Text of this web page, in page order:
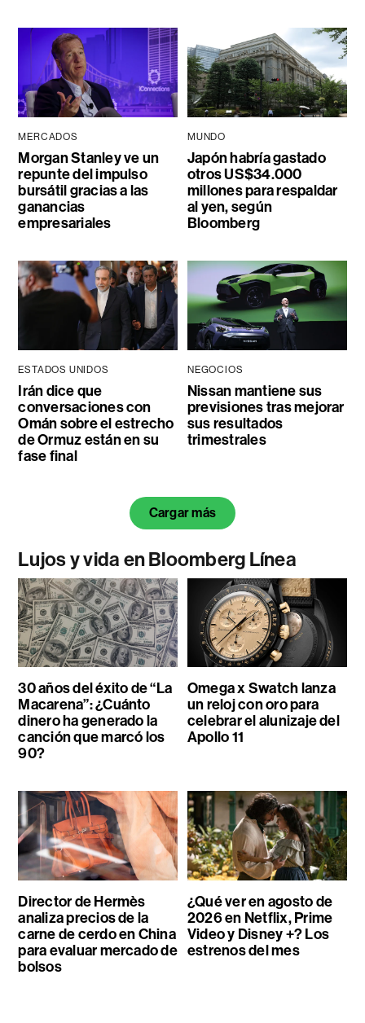
MERCADOS
Morgan Stanley ve un
repunte del impulso
bursátil gracias a las
ganancias
empresariales
MUNDO
Japón habría gastado
otros US$34.000
millones para respaldar
al yen, según
Bloomberg
ESTADOS UNIDOS
Irán dice que
conversaciones con
Omán sobre el estrecho
de Ormuz están en su
fase final
NEGOCIOS
Nissan mantiene sus
previsiones tras mejorar
sus resultados
trimestrales
Cargar más
Lujos y vida en Bloomberg Línea
30 años del éxito de “La
Macarena”: ¿Cuánto
dinero ha generado la
canción que marcó los
90?
Omega x Swatch lanza
un reloj con oro para
celebrar el alunizaje del
Apollo 11
Director de Hermès
analiza precios de la
carne de cerdo en China
para evaluar mercado de
bolsos
¿Qué ver en agosto de
2026 en Netflix, Prime
Video y Disney +? Los
estrenos del mes